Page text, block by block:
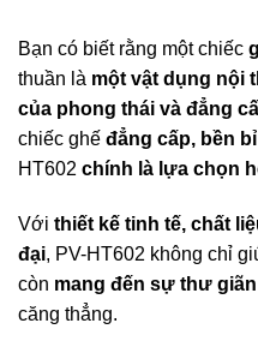
Bạn có biết rằng một chiếc
thuần là một vật dụng nội
của phong thái và đẳng
chiếc ghế đẳng cấp, bền
HT602 chính là lựa chọn
Với thiết kế tinh tế, chất
đại, PV-HT602 không chỉ
còn mang đến sự thư
căng thẳng.